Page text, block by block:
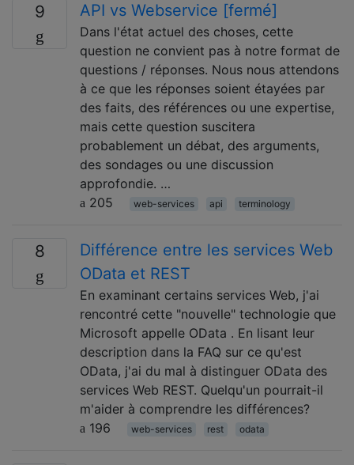
9 API vs Webservice [fermé]
Dans l'état actuel des choses, cette
question ne convient pas à notre format de
questions / réponses. Nous nous attendons
à ce que les réponses soient étayées par
des faits, des références ou une expertise,
mais cette question suscitera
probablement un débat, des arguments,
des sondages ou une discussion
approfondie. …
205
web-services api terminology
8
Différence entre les services Web
OData et REST
En examinant certains services Web, j'ai
rencontré cette "nouvelle" technologie que
Microsoft appelle OData . En lisant leur
description dans la FAQ sur ce qu'est
OData, j'ai du mal à distinguer OData des
services Web REST. Quelqu'un pourrait-il
m'aider à comprendre les différences?
196
web-services rest odata